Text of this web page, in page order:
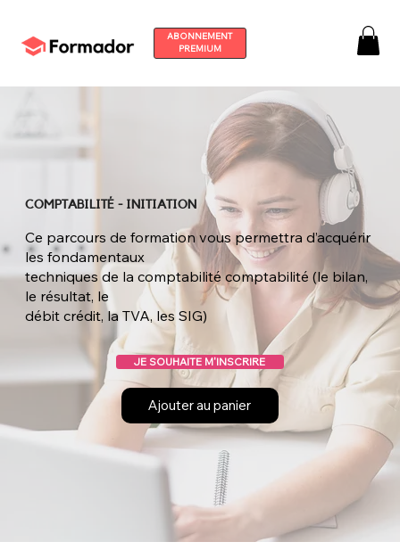
ABONNEMENT
PREMIUM
COMPTABILITÉ - INITIATION
Ce parcours de formation vous permettra d’acquérir
les fondamentaux
techniques de la comptabilité comptabilité (le bilan,
le résultat, le
débit crédit, la TVA, les SIG)
JE SOUHAITE M'INSCRIRE
Ajouter au panier